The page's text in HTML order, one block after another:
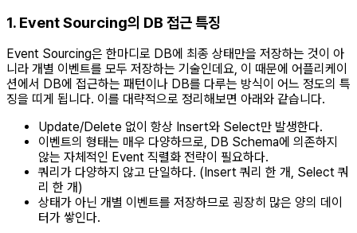
1. Event Sourcing의 DB 접근 특징
Event Sourcing은 한마디로 DB에 최종 상태만을 저장하는 것이 아
니라 개별 이벤트를 모두 저장하는 기술인데요, 이 때문에 어플리케이
션에서 DB에 접근하는 패턴이나 DB를 다루는 방식이 어느 정도의 특
징을 띠게 됩니다. 이를 대략적으로 정리해보면 아래와 같습니다.
Update/Delete 없이 항상 Insert와 Select만 발생한다.
이벤트의 형태는 매우 다양하므로, DB Schema에 의존하지
않는 자체적인 Event 직렬화 전략이 필요하다.
쿼리가 다양하지 않고 단일하다. (Insert 쿼리 한 개, Select 쿼
리 한 개)
상태가 아닌 개별 이벤트를 저장하므로 굉장히 많은 양의 데이
터가 쌓인다.